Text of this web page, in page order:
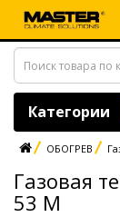
Категории
ОБОГРЕВ
Газовая
53 M